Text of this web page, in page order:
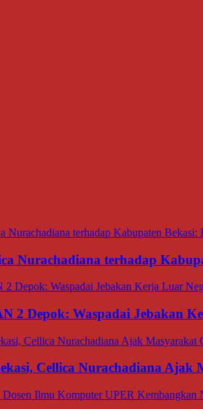
Nurachadiana terhadap
2 Depok: Waspadai Jebakan
Cellica Nurachadiana